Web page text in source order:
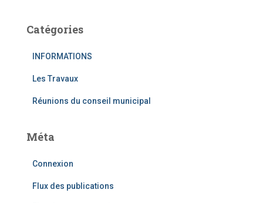
Catégories
INFORMATIONS
Les Travaux
Réunions du conseil municipal
Méta
Connexion
Flux des publications